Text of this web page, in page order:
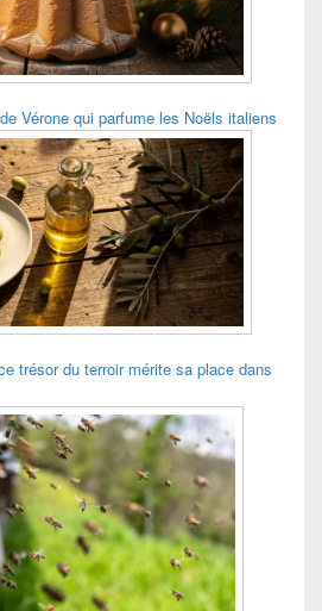
Vérone qui parfume les Noëls italiens
trésor du terroir mérite sa place dans